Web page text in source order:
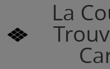
La